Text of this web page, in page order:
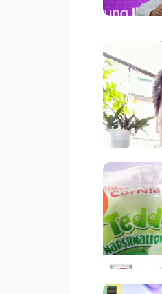
produk
sertifikasi
terbatas.
Matahari,
dan Nomor